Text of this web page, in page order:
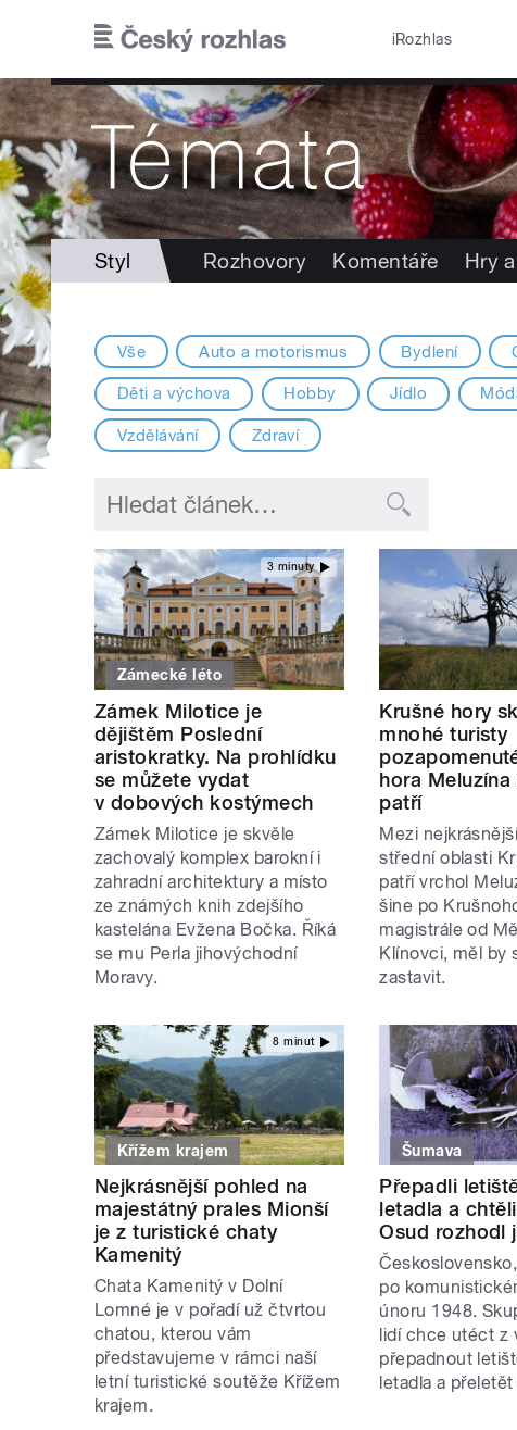
iRozhlas
Styl Rozhovory Komentáře Hry
Vše Auto a motorismus Bydlení
Děti a výchova Hobby Jídlo
Vzdělávání Zdraví
3 minuty
Zámecké léto
Zámek Milotice je
dějištěm Poslední
aristokratky. Na prohlídku
se můžete vydat
v dobových kostýmech
Zámek Milotice je skvěle
zachovalý komplex barokní i
zahradní architektury a místo
ze známých knih zdejšího
kastelána Evžena Bočka. Říká
se mu Perla jihovýchodní
Moravy.
Krušné hory
mnohé turisty
hora Meluzína
patří
Mezi
střední oblasti
patří vrchol
šine po
magistrále od
Klínovci, měl by
zastavit.
8 minut
Křížem krajem
Nejkrásnější pohled na
majestátný prales Mionší
je z turistické chaty
Kamenitý
Chata Kamenitý v Dolní
Lomné je v pořadí už čtvrtou
chatou, kterou vám
představujeme v rámci naší
letní turistické soutěže Křížem
krajem.
Šumava
Přepadli
letadla a
Osud rozhodl
po
únoru 1948.
lidí chce utéct z
přepadnout
letadla a přeletět